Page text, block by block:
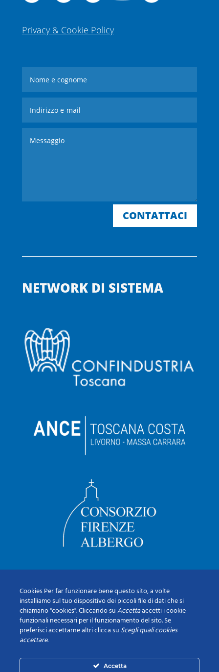
Privacy & Cookie Policy
CONTATTACI
NETWORK DI SISTEMA
Cookies Per far funzionare bene questo sito, a volte
installiamo sul tuo dispositivo dei piccoli file di dati che si
chiamano "cookies". Cliccando suAccettaaccetti i cookie
funzionali necessari per il funzionamento del sito. Se
preferisci accettarne altri clicca su Scegli quali cookies
accettare.
Accetta